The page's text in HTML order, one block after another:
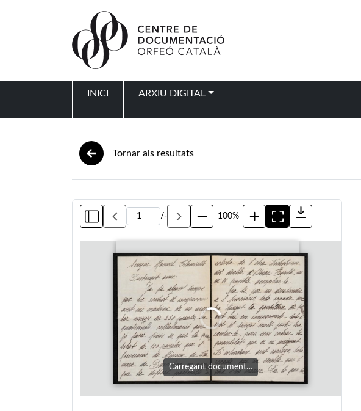
INICI ARXIU DIGITAL
Tornar als resultats
/- 100%
Carregant document…